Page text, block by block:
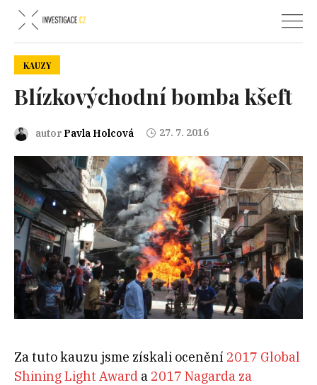
KAUZY
Blízkovýchodní bomba kšeft
autor Pavla Holcová 27. 7. 2016
Za tuto kauzu jsme získali ocenění 2017 Global
Shining Light Award a 2017 Nagarda za